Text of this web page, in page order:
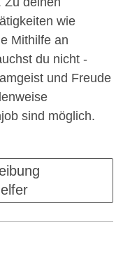
wie
Mithilfe an
du nicht -
und Freude
sind möglich.